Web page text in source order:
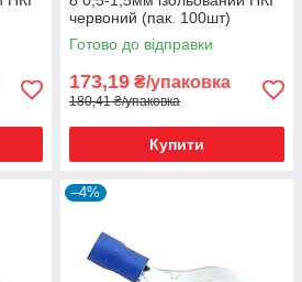
червоний (пак. 100шт)
Готово до відправки
173,19 ₴/упаковка
180,41 ₴/упаковка
Купити
–4%